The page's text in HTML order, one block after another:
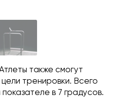
также смогут
тренировки. Всего
в 7 градусов.